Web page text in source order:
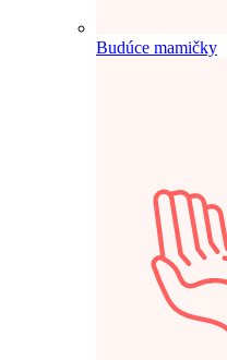
Budúce mamičky